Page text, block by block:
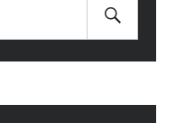
Search
Submit